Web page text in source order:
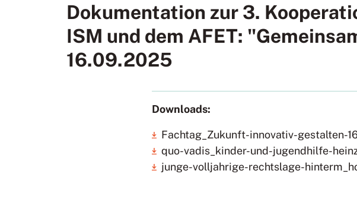
Dokumentation zur 3.
ISM und dem AFET:
16.09.2025
Downloads:
Fachtag_Zukunft-innovativ-gestalten-
quo-vadis_kinder-und-jugendhilfe-
junge-volljahrige-rechtslage-